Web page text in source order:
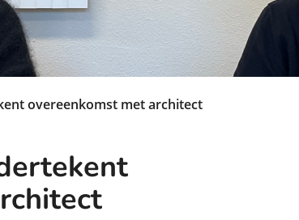
overeenkomst met architect